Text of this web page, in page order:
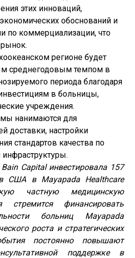
этих инноваций,
обоснований и
по коммерциализации, что
регионе будет
среднегодовым темпом в
периода благодаря
в больницы,
учреждения.
нанимаются для
доставки, настройки
стандартов качества по
Capital инвестировала 157
США в Mayapada Healthcare
частную медицинскую
стремится финансировать
больниц Mayapada
роста и стратегических
постоянно повышают
поддержке в